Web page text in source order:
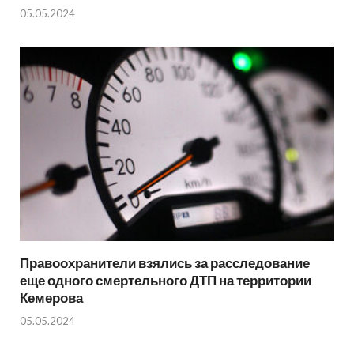
05.05.2024
Правоохранители взялись за расследование
еще одного смертельного ДТП на территории
Кемерова
05.05.2024